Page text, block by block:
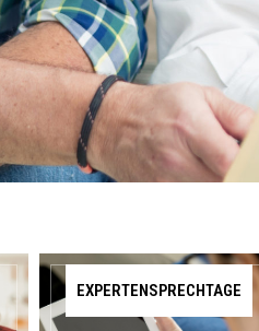
EXPERTENSPRECHTAGE